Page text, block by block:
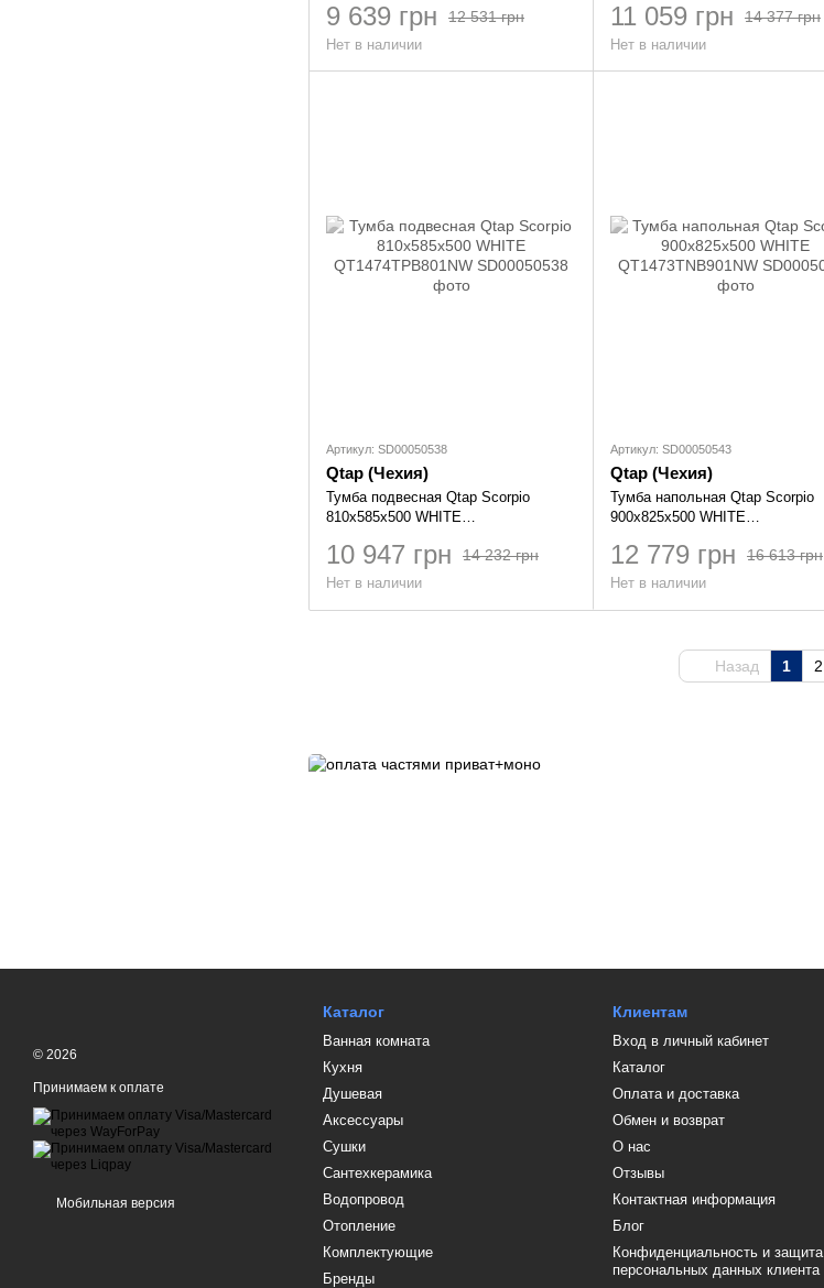
12 531 грн
9 639 грн
Нет в наличии
14 377 грн
11 059 грн
Нет в наличии
Артикул: SD00050538
Qtap (Чехия)
Тумба подвесная Qtap Scorpio
810х585х500 WHITE
14 232 грн
10 947 грн
Нет в наличии
Артикул: SD00050543
Qtap (Чехия)
Тумба напольная Qtap Scorpio
900х825х500 WHITE
16 613 грн
12 779 грн
Нет в наличии
Назад 1 2
© 2026
Принимаем к оплате
Мобильная версия
Каталог
Ванная комната
Кухня
Душевая
Аксессуары
Сушки
Сантехкерамика
Водопровод
Отопление
Комплектующие
Бренды
Клиентам
Вход в личный кабинет
Каталог
Оплата и доставка
Обмен и возврат
О нас
Отзывы
Контактная информация
Блог
Конфиденциальность и защита
персональных данных клиента